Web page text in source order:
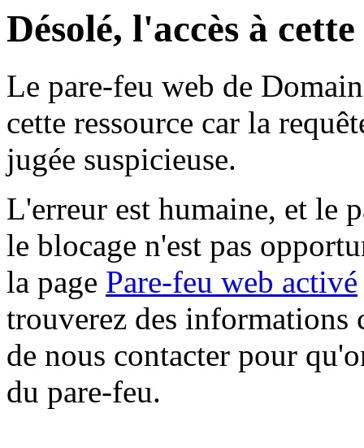
Désolé, l'accès à
Le pare-feu web de
cette ressource car la
jugée suspicieuse.
L'erreur est humaine, et le
le blocage n'est pas
la page Pare-feu web activé
trouverez des informations
de nous contacter pour
du pare-feu.